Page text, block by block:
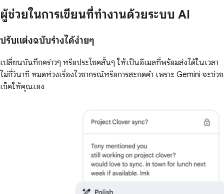
ผู้ช่วยในการเขียนที่ทำงานด้วยระบบ AI
ปรับแต่งฉบับร่างได้ง่ายๆ
เปลี่ยนบันทึกคร่าวๆ หรือประโยคสั้นๆ ให้เป็นอีเมลที่พร้อมส่งได้ในเวลา
ไม่กี่วินาที หมดห่วงเรื่องไวยากรณ์หรือการสะกดคำ เพราะ Gemini จะช่วย
เช็คให้คุณเอง